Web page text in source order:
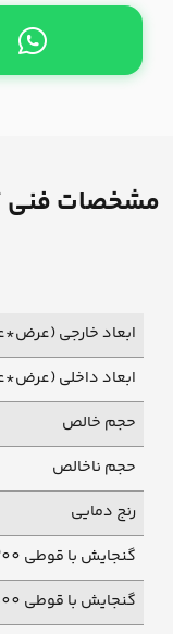
مشخصات فنی
ابعاد خارجی
ابعاد داخلی
حجم خالص
حجم ناخالص
رنج دمایی
گنجایش با قوطی 300 میلی لیتری
گنجایش با قوطی 1500 میلی لیتری